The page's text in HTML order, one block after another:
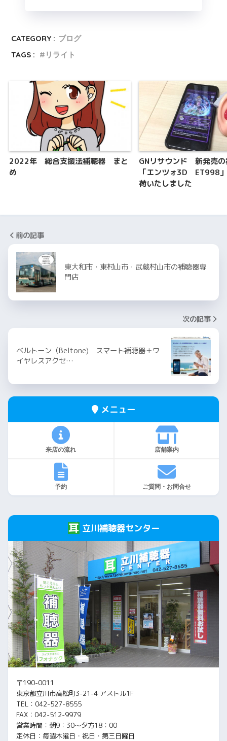
CATEGORY : ブログ
TAGS :
リライト
2022年 総合支援法補聴器 まと
め
GNリサウンド 新発売の
「エンツォ3D ET998
荷いたしました
前の記事
東大和市・東村山市・武蔵村山市の補聴器専
門店
次の記事
ベルトーン（Beltone) スマート補聴器＋ワ
イヤレスアクセ…
メニュー
来店の流れ 店舗案内
予約 ご質問・お問合せ
立川補聴器センター
〒190-0011
東京都立川市高松町3-21-4 アストル1F
TEL：042-527-8555
FAX：042-512-9979
営業時間：朝9：30～夕方18：00
定休日：毎週木曜日・祝日・第三日曜日